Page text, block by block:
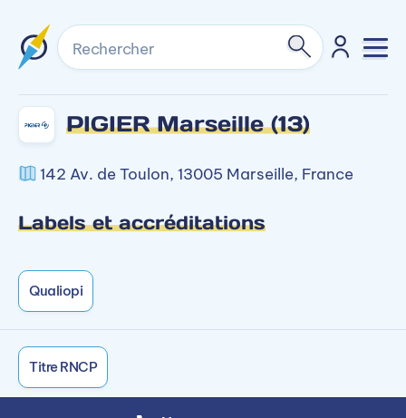
Rechercher
PIGIER Marseille (13)
142 Av. de Toulon, 13005 Marseille, France
Labels et accréditations
Qualiopi
Titre RNCP